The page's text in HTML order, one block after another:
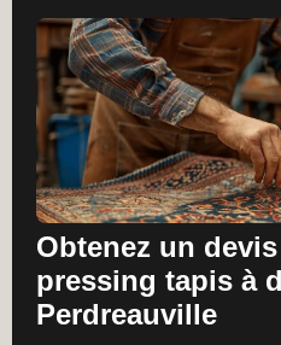
Obtenez un
pressing tapis à
Perdreauville